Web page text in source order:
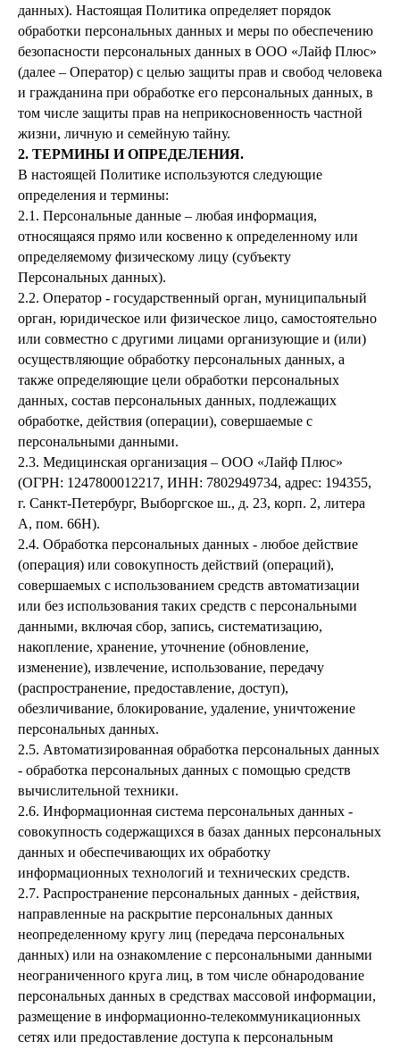
данных). Настоящая Политика определяет порядок
обработки персональных данных и меры по обеспечению
безопасности персональных данных в ООО «Лайф Плюс»
(далее – Оператор) с целью защиты прав и свобод человека
и гражданина при обработке его персональных данных, в
том числе защиты прав на неприкосновенность частной
жизни, личную и семейную тайну.
2. ТЕРМИНЫ И ОПРЕДЕЛЕНИЯ.
В настоящей Политике используются следующие
определения и термины:
2.1. Персональные данные – любая информация,
относящаяся прямо или косвенно к определенному или
определяемому физическому лицу (субъекту
Персональных данных).
2.2. Оператор - государственный орган, муниципальный
орган, юридическое или физическое лицо, самостоятельно
или совместно с другими лицами организующие и (или)
осуществляющие обработку персональных данных, а
также определяющие цели обработки персональных
данных, состав персональных данных, подлежащих
обработке, действия (операции), совершаемые с
персональными данными.
2.3. Медицинская организация – ООО «Лайф Плюс»
(ОГРН: 1247800012217, ИНН: 7802949734, адрес: 194355,
г. Санкт-Петербург, Выборгское ш., д. 23, корп. 2, литера
А, пом. 66Н).
2.4. Обработка персональных данных - любое действие
(операция) или совокупность действий (операций),
совершаемых с использованием средств автоматизации
или без использования таких средств с персональными
данными, включая сбор, запись, систематизацию,
накопление, хранение, уточнение (обновление,
изменение), извлечение, использование, передачу
(распространение, предоставление, доступ),
обезличивание, блокирование, удаление, уничтожение
персональных данных.
2.5. Автоматизированная обработка персональных данных
- обработка персональных данных с помощью средств
вычислительной техники.
2.6. Информационная система персональных данных -
совокупность содержащихся в базах данных персональных
данных и обеспечивающих их обработку
информационных технологий и технических средств.
2.7. Распространение персональных данных - действия,
направленные на раскрытие персональных данных
неопределенному кругу лиц (передача персональных
данных) или на ознакомление с персональными данными
неограниченного круга лиц, в том числе обнародование
персональных данных в средствах массовой информации,
размещение в информационно-телекоммуникационных
сетях или предоставление доступа к персональным